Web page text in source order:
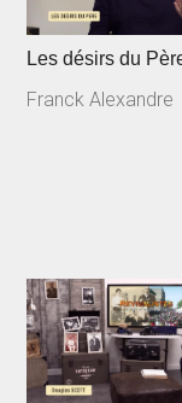
Les désirs du
Franck Alexandre